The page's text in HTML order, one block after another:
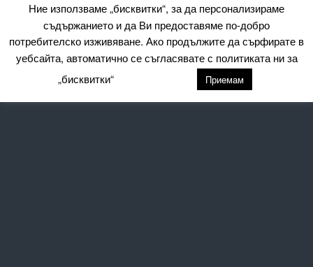
Ние използваме „бисквитки“, за да персонализираме
съдържанието и да Ви предоставяме по-добро
потребителско изживяване. Ако продължите да сърфирате в
уебсайта, автоматично се съгласявате с политиката ни за
„бисквитки“
Приемам